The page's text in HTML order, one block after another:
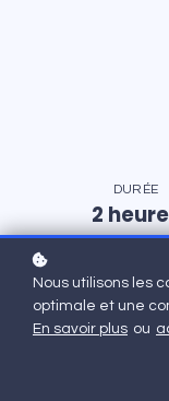
DURÉE
2
Nous utilisons les
optimale et une
En savoir plus ou